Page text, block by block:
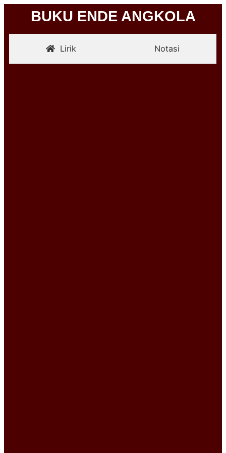
BUKU ENDE ANGKOLA
Lirik Notasi